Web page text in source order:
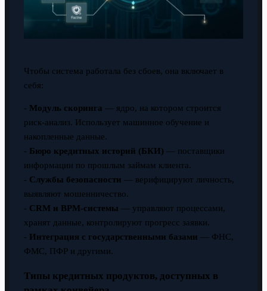
Чтобы система работала без сбоев, она включает в
себя:
- Модуль скоринга — ядро, на котором строится
риск-анализ. Использует машинное обучение и
накопленные данные.
- Бюро кредитных историй (БКИ) — поставщики
информации по прошлым займам клиента.
- Службы безопасности — верифицируют личность,
выявляют мошенничество.
- CRM и BPM-системы — управляют процессами,
хранят данные, контролируют прогресс заявки.
- Интеграция с государственными базами — ФНС,
ФМС, ПФР и другими.
Типы кредитных продуктов, доступных в